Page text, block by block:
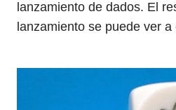
lanzamiento de dados. El
lanzamiento se puede ver